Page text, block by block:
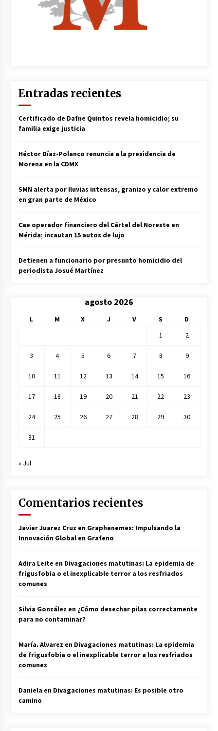
Entradas recientes
Certificado de Dafne Quintos revela homicidio; su
familia exige justicia
Héctor Díaz-Polanco renuncia a la presidencia de
Morena en la CDMX
SMN alerta por lluvias intensas, granizo y calor extremo
en gran parte de México
Cae operador financiero del Cártel del Noreste en
Mérida; incautan 15 autos de lujo
Detienen a funcionario por presunto homicidio del
periodista Josué Martínez
agosto 2026
L M X J V S
D
1
2
3 4 5 6 7 8 9
10 11 12 13 14 15 16
17 18 19 20 21 22 23
24 25 26 27 28 29 30
31
« Jul
Comentarios recientes
Javier Juarez Cruz en Graphenemex: Impulsando la
Innovación Global en Grafeno
Adira Leite en Divagaciones matutinas: La epidemia de
frigusfobia o el inexplicable terror a los resfriados
comunes
Silvia González en ¿Cómo desechar pilas correctamente
para no contaminar?
María. Alvarez en Divagaciones matutinas: La epidemia
de frigusfobia o el inexplicable terror a los resfriados
comunes
Daniela en Divagaciones matutinas: Es posible otro
camino